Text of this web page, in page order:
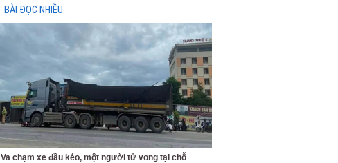
BÀI ĐỌC NHIỀU
Va chạm xe đầu kéo, một người tử vong tại chỗ